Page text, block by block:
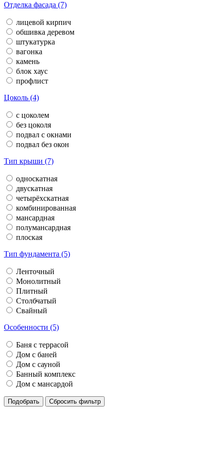
Отделка фасада (7)
лицевой кирпич
обшивка деревом
штукатурка
вагонка
камень
блок хаус
профлист
Цоколь (4)
с цоколем
без цоколя
подвал с окнами
подвал без окон
Тип крыши (7)
односкатная
двускатная
четырёхскатная
комбинированная
мансардная
полумансардная
плоская
Тип фундамента (5)
Ленточный
Монолитный
Плитный
Столбчатый
Свайный
Особенности (5)
Баня с террасой
Дом с баней
Дом с сауной
Банный комплекс
Дом с мансардой
Подобрать Сбросить фильтр